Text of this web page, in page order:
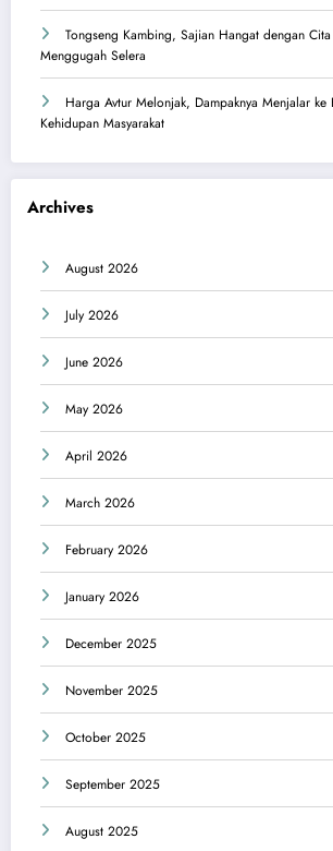
Tongseng Kambing, Sajian Hangat dengan
Menggugah Selera
Harga Avtur Melonjak, Dampaknya Menjalar
Kehidupan Masyarakat
Archives
August 2026
July 2026
June 2026
May 2026
April 2026
March 2026
February 2026
January 2026
December 2025
November 2025
October 2025
September 2025
August 2025